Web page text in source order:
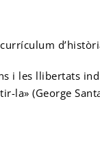
i les llibertats
la» (George